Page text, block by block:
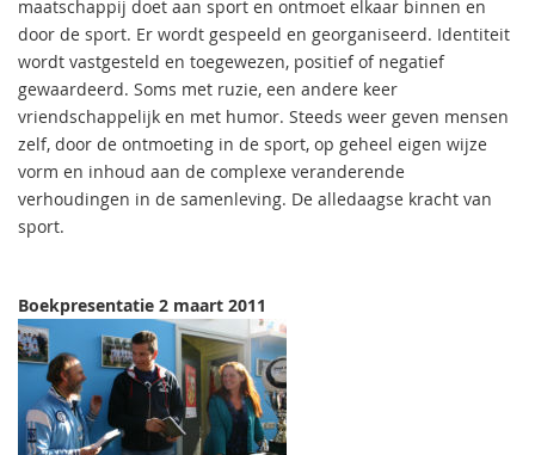
maatschappij doet aan sport en ontmoet elkaar binnen en
door de sport. Er wordt gespeeld en georganiseerd. Identiteit
wordt vastgesteld en toegewezen, positief of negatief
gewaardeerd. Soms met ruzie, een andere keer
vriendschappelijk en met humor. Steeds weer geven mensen
zelf, door de ontmoeting in de sport, op geheel eigen wijze
vorm en inhoud aan de complexe veranderende
verhoudingen in de samenleving. De alledaagse kracht van
sport.
Boekpresentatie 2 maart 2011